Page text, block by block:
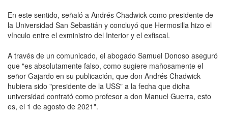
En este sentido, señaló a Andrés Chadwick como presidente de
la Universidad San Sebastián y concluyó que Hermosilla hizo el
vínculo entre el exministro del Interior y el exfiscal.
A través de un comunicado, el abogado Samuel Donoso aseguró
que "es absolutamente falso, como sugiere mañosamente el
señor Gajardo en su publicación, que don Andrés Chadwick
hubiera sido "presidente de la USS" a la fecha que dicha
universidad contrató como profesor a don Manuel Guerra, esto
es, el 1 de agosto de 2021".